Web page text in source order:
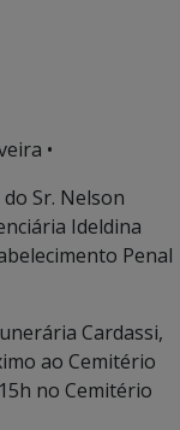
•
Sr. Nelson
Ideldina
Penal
Cardassi,
ao Cemitério
no Cemitério